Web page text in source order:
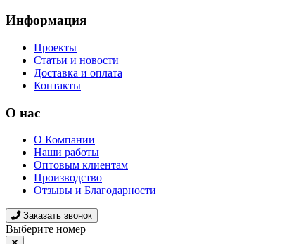
Информация
Проекты
Статьи и новости
Доставка и оплата
Контакты
О нас
О Компании
Наши работы
Оптовым клиентам
Производство
Отзывы и Благодарности
Заказать звонок
Выберите номер